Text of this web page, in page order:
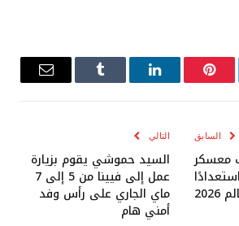
بينتيريستلينكدإن Tumblr
البريد
السابق
معسكر
التالي
السيد حموشي يقوم بزيارة
عمل إلى فيينا من 5 إلى 7
ماي الجاري على رأس وفد
أمني هام